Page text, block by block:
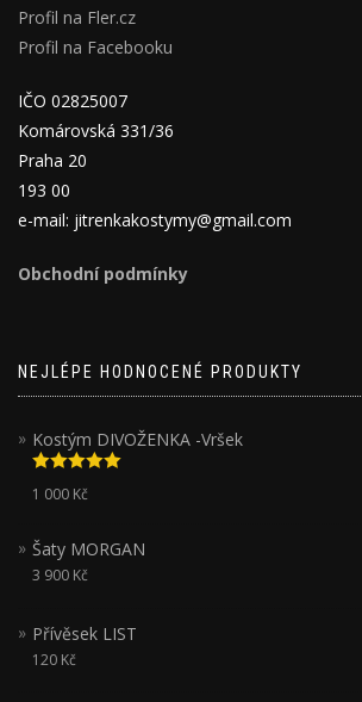
Profil na Fler.cz
Profil na Facebooku
IČO 02825007
Komárovská 331/36
Praha 20
193 00
e-mail: jitrenkakostymy@gmail.com
Obchodní podmínky
NEJLÉPE HODNOCENÉ PRODUKTY
Kostým DIVOŽENKA -Vršek
5.00z 5
1 000 Kč
Šaty MORGAN
3 900 Kč
Přívěsek LIST
120 Kč